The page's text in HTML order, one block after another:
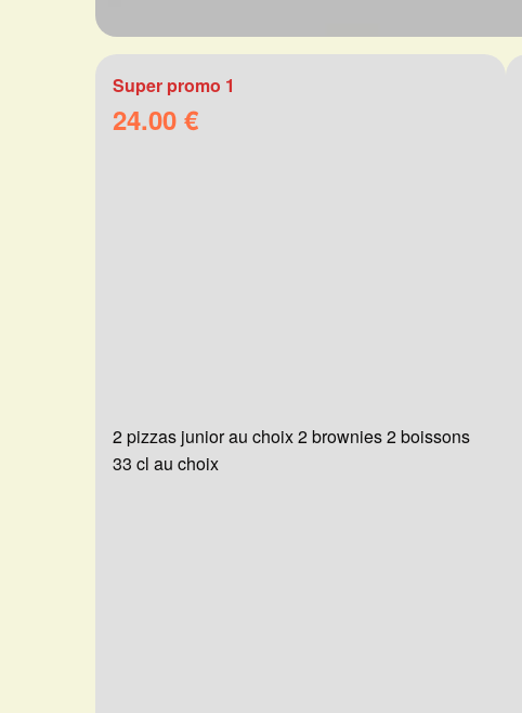
Super promo 1
24.00 €
2 pizzas junior au choix 2 brownies 2 boissons
33 cl au choix